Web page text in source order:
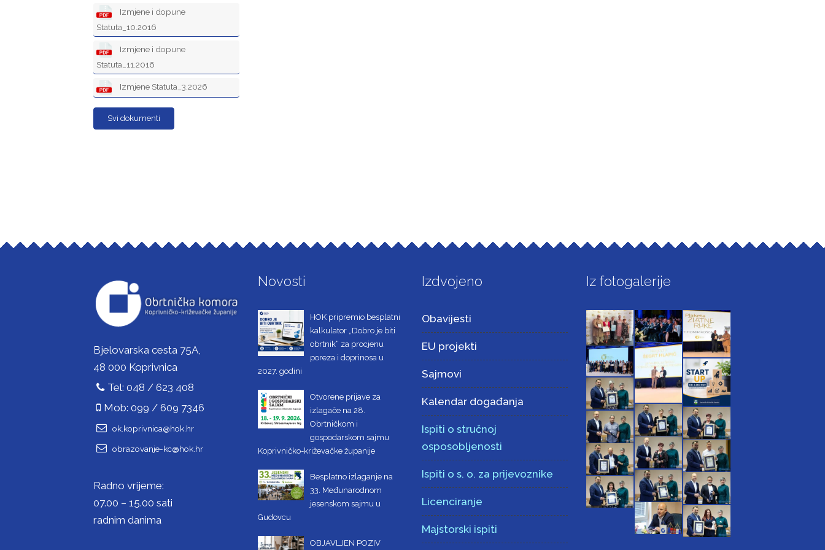
Izmjene i dopune
Statuta_10.2016
Izmjene i dopune
Statuta_11.2016
Izmjene Statuta_3.2026
Svi dokumenti
Bjelovarska cesta 75A,
48 000 Koprivnica
Tel: 048 / 623 408
Mob: 099 / 609 7346
ok.koprivnica@hok.hr
obrazovanje-kc@hok.hr
Radno vrijeme:
07.00 – 15.00 sati
radnim danima
Novosti
HOK pripremio besplatni
kalkulator „Dobro je biti
obrtnik“ za procjenu
poreza i doprinosa u
2027. godini
Otvorene prijave za
izlagače na 28.
Obrtničkom i
gospodarskom sajmu
Koprivničko-križevačke županije
Besplatno izlaganje na
33. Međunarodnom
jesenskom sajmu u
Gudovcu
OBJAVLJEN POZIV
Izdvojeno
Obavijesti
EU projekti
Sajmovi
Kalendar događanja
Ispiti o stručnoj
osposobljenosti
Ispiti o s. o. za prijevoznike
Licenciranje
Majstorski ispiti
Iz fotogalerije